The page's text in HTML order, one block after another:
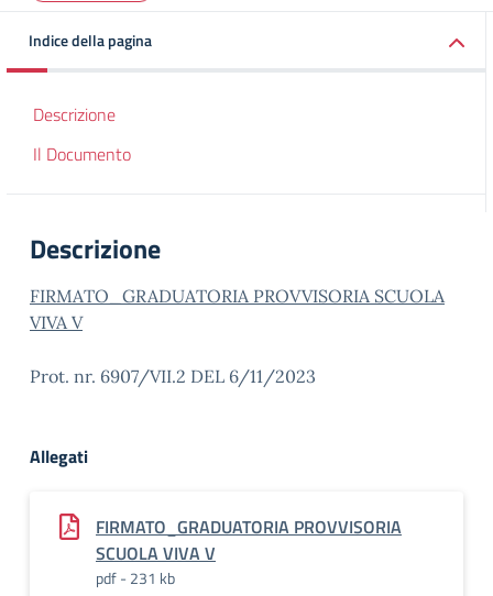
Indice della pagina
Descrizione
Il Documento
Descrizione
FIRMATO_GRADUATORIA PROVVISORIA SCUOLA
VIVA V
Prot. nr. 6907/VII.2 DEL 6/11/2023
Allegati
FIRMATO_GRADUATORIA PROVVISORIA
SCUOLA VIVA V
pdf - 231 kb